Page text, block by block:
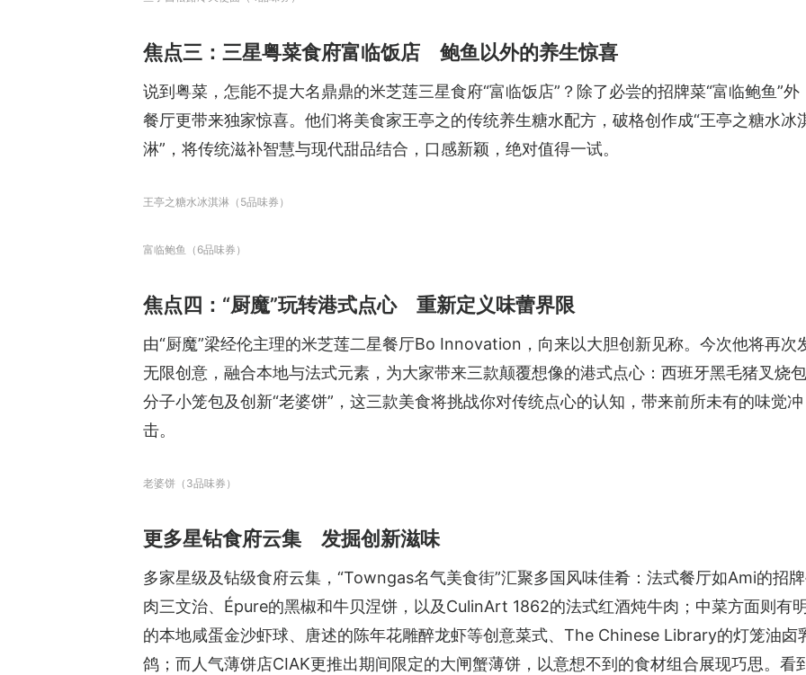
焦点三：三星粤菜食府富临饭店 鲍鱼以外的养生惊喜
说到粤菜，怎能不提大名鼎鼎的米芝莲三星食府“富临饭店”？除了必尝的招牌菜“富临鲍鱼”外
餐厅更带来独家惊喜。他们将美食家王亭之的传统养生糖水配方，破格创作成“王亭之糖水冰
淋”，将传统滋补智慧与现代甜品结合，口感新颖，绝对值得一试。
王亭之糖水冰淇淋（5品味券）
富临鲍鱼（6品味券）
焦点四：“厨魔”玩转港式点心 重新定义味蕾界限
由“厨魔”梁经伦主理的米芝莲二星餐厅Bo Innovation，向来以大胆创新见称。今次他将再次
无限创意，融合本地与法式元素，为大家带来三款颠覆想像的港式点心：西班牙黑毛猪叉烧
分子小笼包及创新“老婆饼”，这三款美食将挑战你对传统点心的认知，带来前所未有的味觉冲
击。
老婆饼（3品味券）
更多星钻食府云集 发掘创新滋味
多家星级及钻级食府云集，“Towngas名气美食街”汇聚多国风味佳肴：法式餐厅如Ami的招
肉三文治、Épure的黑椒和牛贝涅饼，以及CulinArt 1862的法式红酒炖牛肉；中菜方面则有
的本地咸蛋金沙虾球、唐述的陈年花雕醉龙虾等创意菜式、The Chinese Library的灯笼油卤
鸽；而人气薄饼店CIAK更推出期间限定的大闸蟹薄饼，以意想不到的食材组合展现巧思。看